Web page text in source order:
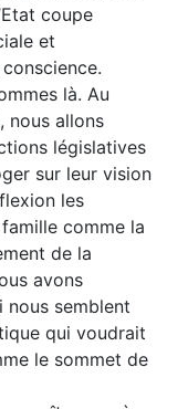
coupe
et
là. Au
nous allons
législatives
sur leur vision
les
comme la
de la
avons
nous semblent
qui voudrait
le sommet de